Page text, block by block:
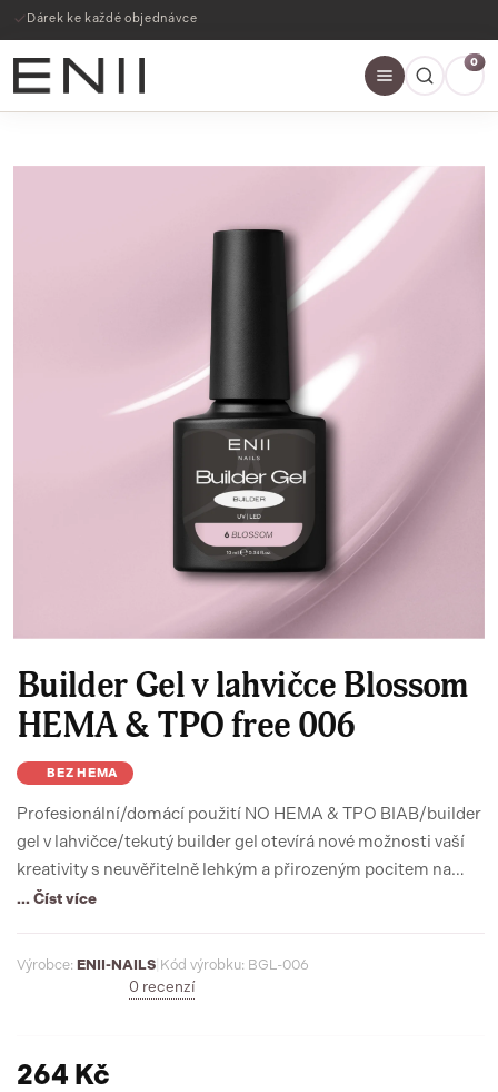
Dárek ke každé objednávce
0
Builder Gel v lahvičce Blossom
HEMA & TPO free 006
BEZ HEMA
Profesionální/domácí použití NO HEMA & TPO BIAB/builder
gel v lahvičce/tekutý builder gel otevírá nové možnosti vaší
kreativity s neuvěřitelně lehkým a přirozeným pocitem na
nehtech. Gumová viskozita, funkce báze a builderu s
dokonalé a přirozené prodloužení nehtů.
... Číst více
Výrobce: ENII-NAILS Kód výrobku: BGL-006
0 recenzí
264 Kč